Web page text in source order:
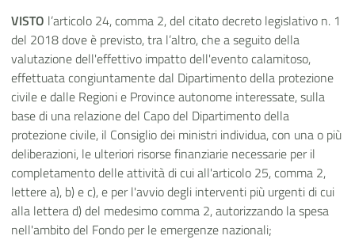
VISTO l’articolo 24, comma 2, del citato decreto legislativo n. 1
del 2018 dove è previsto, tra l’altro, che a seguito della
valutazione dell'effettivo impatto dell'evento calamitoso,
effettuata congiuntamente dal Dipartimento della protezione
civile e dalle Regioni e Province autonome interessate, sulla
base di una relazione del Capo del Dipartimento della
protezione civile, il Consiglio dei ministri individua, con una o più
deliberazioni, le ulteriori risorse finanziarie necessarie per il
completamento delle attività di cui all'articolo 25, comma 2,
lettere a), b) e c), e per l'avvio degli interventi più urgenti di cui
alla lettera d) del medesimo comma 2, autorizzando la spesa
nell'ambito del Fondo per le emergenze nazionali;